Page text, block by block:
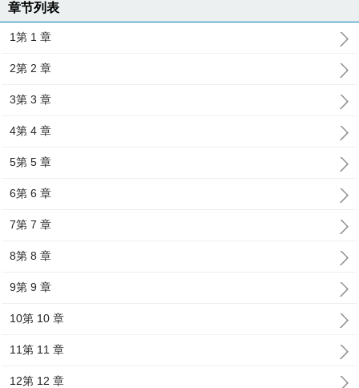
章节列表
1第 1 章
2第 2 章
3第 3 章
4第 4 章
5第 5 章
6第 6 章
7第 7 章
8第 8 章
9第 9 章
10第 10 章
11第 11 章
12第 12 章